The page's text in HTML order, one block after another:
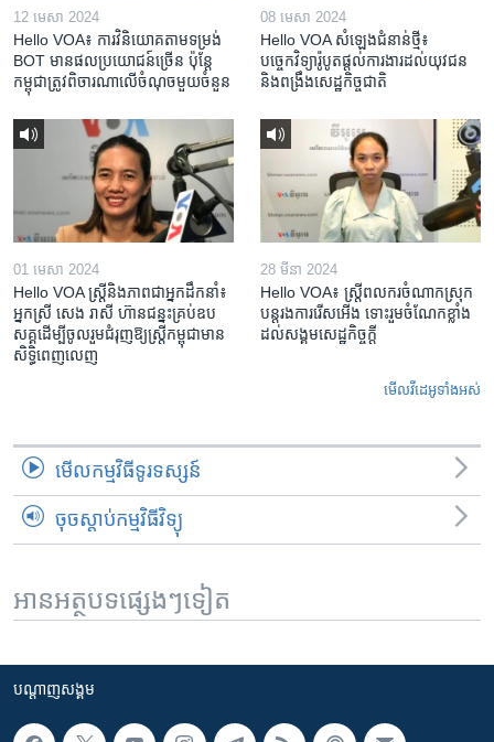
12 មេសា 2024
Hello VOA៖ ការ​វិនិយោគ​តាម​ទម្រង់ ​
BOT​ មាន​ផល​ប្រយោជន៍​ច្រើន ប៉ុន្តែ​
កម្ពុជា​ត្រូវ​ពិចារណា​លើ​ចំណុច​មួយ​ចំនួន
08 មេសា 2024
Hello VOA សំឡេង​ជំនាន់​ថ្មី៖
បច្ចេកវិទ្យា​រ៉ូបូត​ផ្តល់​ការងារ​ដល់​យុវជន
និង​ពង្រឹង​​សេដ្ឋកិច្ច​ជាតិ​​​​​​
01 មេសា 2024
Hello VOA ស្ត្រីនិងភាពជាអ្នកដឹកនាំ៖
អ្នកស្រី សេង រាសី ហ៊ានជន្នះគ្រប់ឧប
សគ្គដើម្បីចូលរួមជំរុញឱ្យស្រ្តីកម្ពុជាមាន
សិទ្ធិពេញលេញ
28 មីនា 2024
Hello VOA៖ ស្រ្តីពលករចំណាកស្រុក
បន្តរងការរើសអើង ទោះរួមចំណែកខ្លាំង
ដល់សង្គមសេដ្ឋកិច្ចក្តី
មើល​វីដេអូ​ទាំង​អស់
មើល​កម្មវិធី​ទូរទស្សន៍
ចុចស្តាប់កម្មវិធីវិទ្យុ
អានអត្ថបទផ្សេងៗទៀត
បណ្តាញ​សង្គម